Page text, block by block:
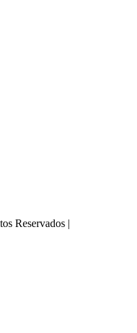
Reservados |